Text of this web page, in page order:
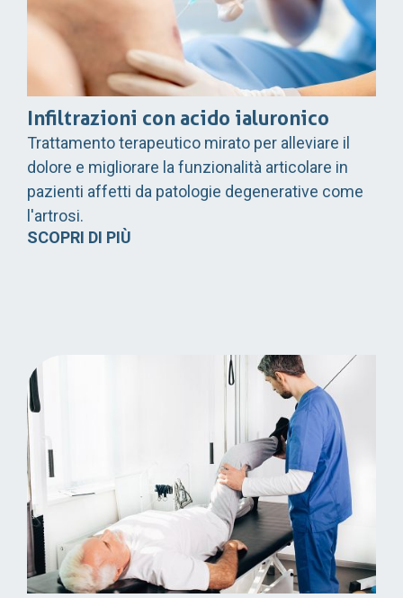
Infiltrazioni con acido ialuronico
Trattamento terapeutico mirato per alleviare il
dolore e migliorare la funzionalità articolare in
pazienti affetti da patologie degenerative come
l'artrosi.
SCOPRI DI PIÙ